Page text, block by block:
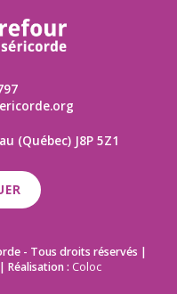
(Québec) J8P 5Z1
- Tous droits réservés |
| Réalisation : Coloc